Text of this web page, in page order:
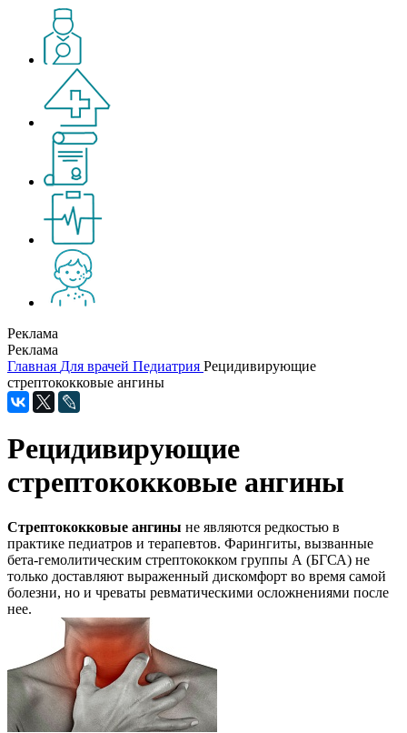
Реклама
Реклама
Главная Для врачей Педиатрия Рецидивирующие
стрептококковые ангины
Рецидивирующие
стрептококковые ангины
Стрептококковые ангины не являются редкостью в
практике педиатров и терапевтов. Фарингиты, вызванные
бета-гемолитическим стрептококком группы А (БГСА) не
только доставляют выраженный дискомфорт во время самой
болезни, но и чреваты ревматическими осложнениями после
нее.